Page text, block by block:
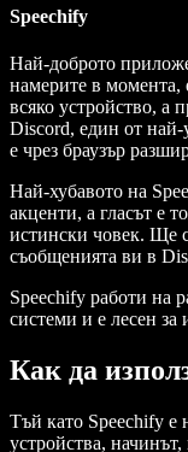
Speechify
Най-доброто
намерите в момента,
всяко устройство, а
Discord, един от най-
е чрез браузър
Най-хубавото на
акценти, а гласът е
истински човек. Ще
съобщенията ви в
Speechify работи на
системи и е лесен за
Как да
Тъй като Speechify е
устройства,